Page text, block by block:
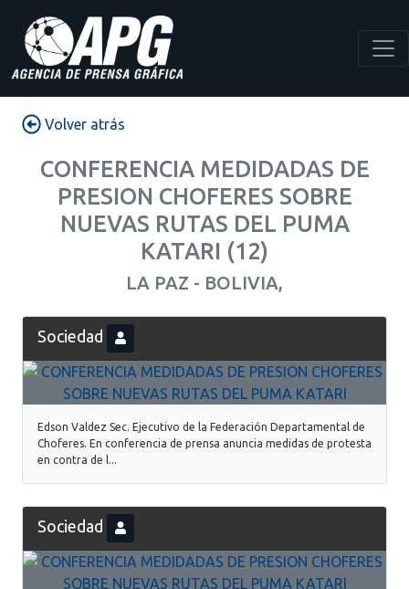
Volver atrás
CONFERENCIA MEDIDADAS DE
PRESION CHOFERES SOBRE
NUEVAS RUTAS DEL PUMA
KATARI (12)
LA PAZ - BOLIVIA,
Sociedad
Edson Valdez Sec. Ejecutivo de la Federación Departamental de
Choferes. En conferencia de prensa anuncia medidas de protesta
en contra de l...
Sociedad